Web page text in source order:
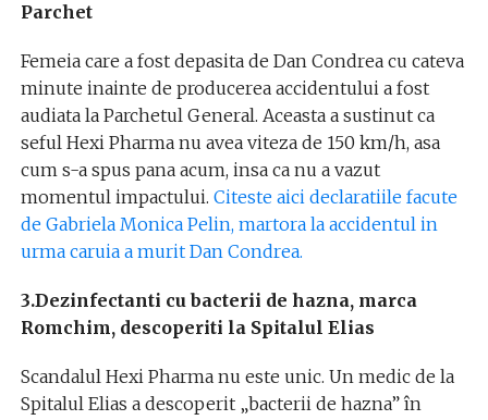
Parchet
Femeia care a fost depasita de Dan Condrea cu cateva
minute inainte de producerea accidentului a fost
audiata la Parchetul General. Aceasta a sustinut ca
seful Hexi Pharma nu avea viteza de 150 km/h, asa
cum s-a spus pana acum, insa ca nu a vazut
momentul impactului. Citeste aici declaratiile facute
de Gabriela Monica Pelin, martora la accidentul in
urma caruia a murit Dan Condrea.
3.Dezinfectanti cu bacterii de hazna, marca
Romchim, descoperiti la Spitalul Elias
Scandalul Hexi Pharma nu este unic. Un medic de la
Spitalul Elias a descoperit „bacterii de hazna” în